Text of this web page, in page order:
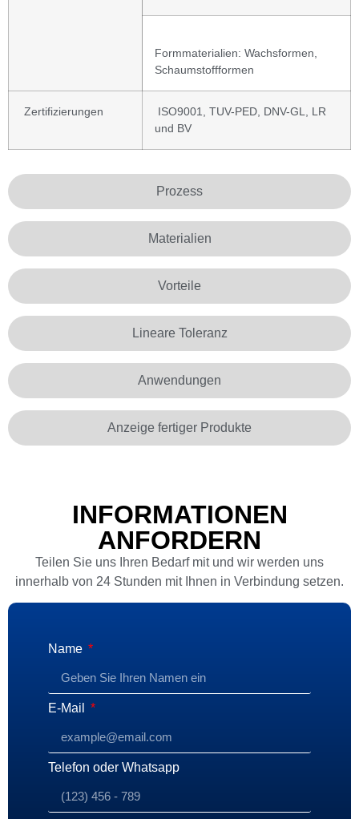
Prozess
Materialien
Vorteile
Lineare Toleranz
Anwendungen
Anzeige fertiger Produkte
Formmaterialien: Wachsformen,
Schaumstoffformen
Zertifizierungen
ISO9001, TUV-PED, DNV-GL, LR
und BV
INFORMATIONEN
ANFORDERN
Teilen Sie uns Ihren Bedarf mit und wir werden uns
innerhalb von 24 Stunden mit Ihnen in Verbindung setzen.
Name
E-Mail
Telefon oder Whatsapp